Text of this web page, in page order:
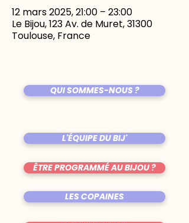
12 mars 2025, 21:00 – 23:00
Le Bijou, 123 Av. de Muret, 31300
Toulouse, France
QUI SOMMES-NOUS ?
L'ÉQUIPE DU BIJ'
ÊTRE PROGRAMMÉ AU BIJOU ?
LES COPAINES